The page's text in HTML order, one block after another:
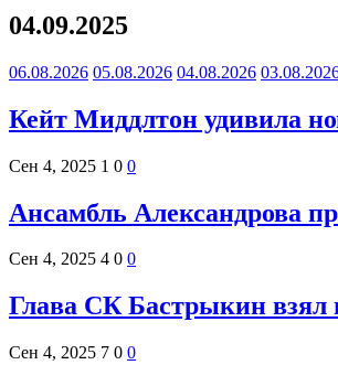
04.09.2025
06.08.2026 05.08.2026 04.08.2026
Кейт Миддлтон удивила
Сен 4, 2025 1 0 0
Ансамбль Александрова
Сен 4, 2025 4 0 0
Глава СК Бастрыкин взял
Сен 4, 2025 7 0 0